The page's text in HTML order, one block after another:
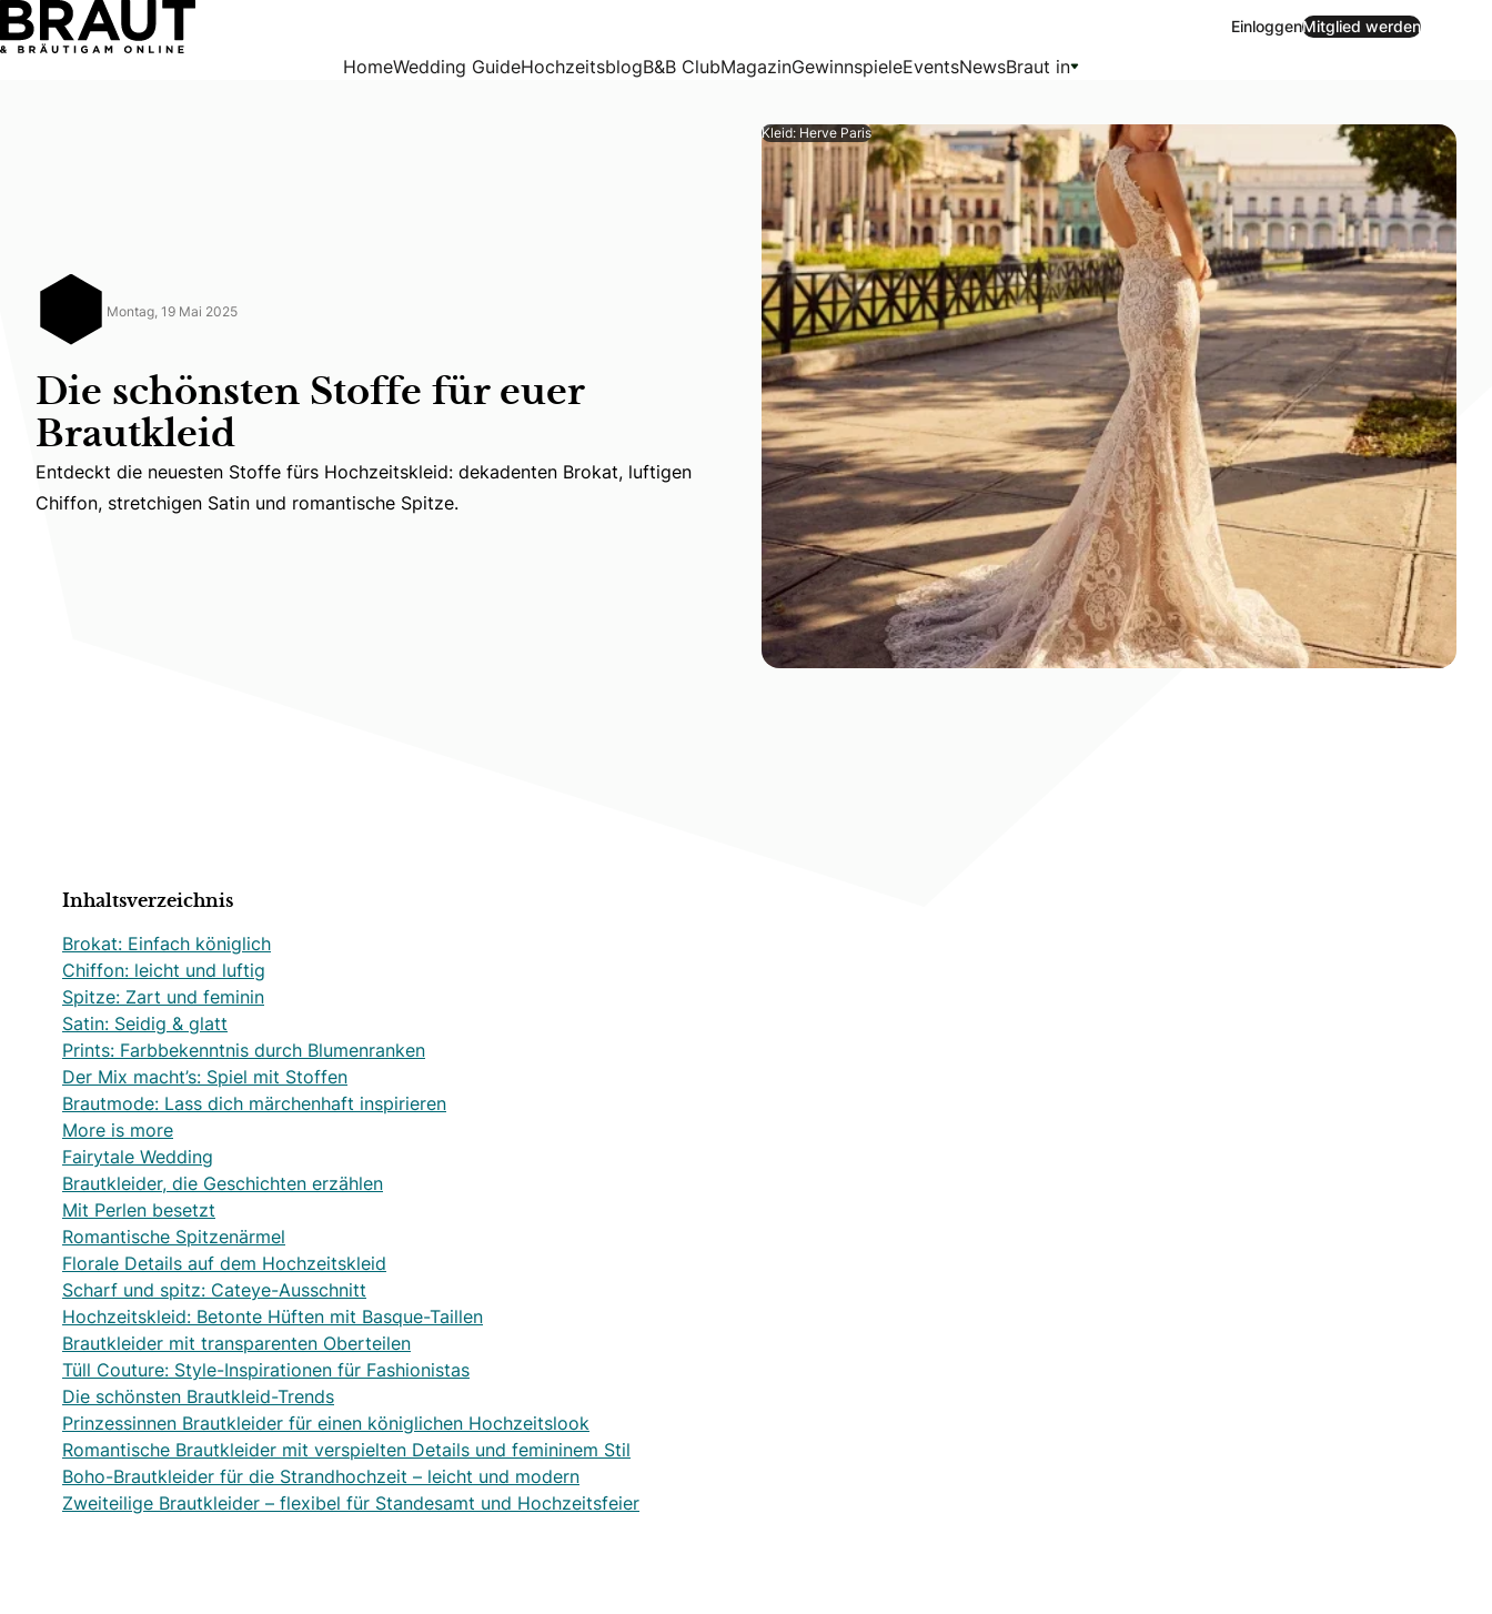
EinloggenMitglied werden
HomeWedding GuideHochzeitsblogB&B ClubMagazinGewinnspieleEventsNewsBraut in
Montag, 19 Mai 2025
Die schönsten Stoffe für euer
Brautkleid
Entdeckt die neuesten Stoffe fürs Hochzeitskleid: dekadenten Brokat, luftigen Chiffon, stretchigen Satin und romantische Spitze.
Entdeckt die neuesten Stoffe fürs Hochzeitskleid: dekadenten Brokat, luftigen
Chiffon, stretchigen Satin und romantische Spitze.
Kleid: Herve Paris
Inhaltsverzeichnis
Brokat: Einfach königlich
Chiffon: leicht und luftig
Spitze: Zart und feminin
Satin: Seidig & glatt
Prints: Farbbekenntnis durch Blumenranken
Der Mix macht’s: Spiel mit Stoffen
Brautmode: Lass dich märchenhaft inspirieren
More is more
Fairytale Wedding
Brautkleider, die Geschichten erzählen
Mit Perlen besetzt
Romantische Spitzenärmel
Florale Details auf dem Hochzeitskleid
Scharf und spitz: Cateye-Ausschnitt
Hochzeitskleid: Betonte Hüften mit Basque-Taillen
Brautkleider mit transparenten Oberteilen
Tüll Couture: Style-Inspirationen für Fashionistas
Die schönsten Brautkleid-Trends
Prinzessinnen Brautkleider für einen königlichen Hochzeitslook
Romantische Brautkleider mit verspielten Details und femininem Stil
Boho-Brautkleider für die Strandhochzeit – leicht und modern
Zweiteilige Brautkleider – flexibel für Standesamt und Hochzeitsfeier